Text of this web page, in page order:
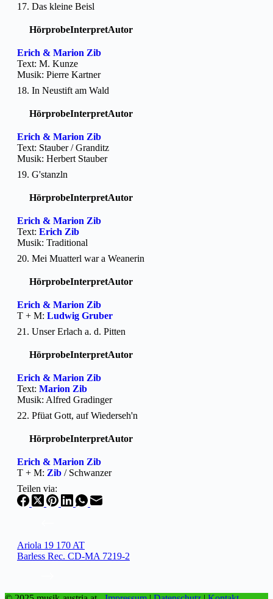
17. Das kleine Beisl
HörprobeInterpretAutor
Erich & Marion Zib
Text: M. Kunze
Musik: Pierre Kartner
18. In Neustift am Wald
HörprobeInterpretAutor
Erich & Marion Zib
Text: Stauber / Granditz
Musik: Herbert Stauber
19. G'stanzln
HörprobeInterpretAutor
Erich & Marion Zib
Text: Erich Zib
Musik: Traditional
20. Mei Muatterl war a Weanerin
HörprobeInterpretAutor
Erich & Marion Zib
T + M: Ludwig Gruber
21. Unser Erlach a. d. Pitten
HörprobeInterpretAutor
Erich & Marion Zib
Text: Marion Zib
Musik: Alfred Gradinger
22. Pfüat Gott, auf Wiederseh'n
HörprobeInterpretAutor
Erich & Marion Zib
T + M: Zib / Schwanzer
Teilen via:
Ariola 19 170 AT
Barless Rec. CD-MA 7219-2